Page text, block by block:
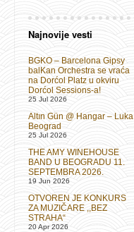
Najnovije vesti
BGKO – Barcelona Gipsy
balKan Orchestra se vraća
na Dorćol Platz u okviru
Dorćol Sessions-a!
25 Jul 2026
Altın Gün @ Hangar – Luka
Beograd
25 Jul 2026
THE AMY WINEHOUSE
BAND U BEOGRADU 11.
SEPTEMBRA 2026.
19 Jun 2026
OTVOREN JE KONKURS
ZA MUZIČARE ,,BEZ
STRAHA“
20 Apr 2026